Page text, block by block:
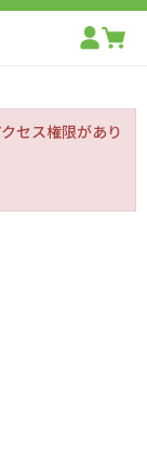
セス権限があり